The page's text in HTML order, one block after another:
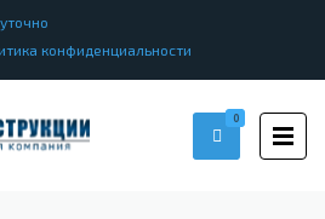
конфиденциальности
0